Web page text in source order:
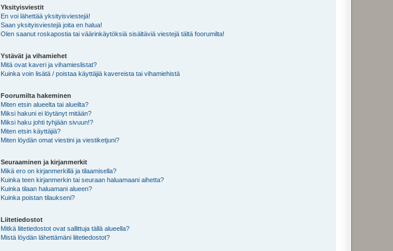
Yksityisviestit
En voi lähettää yksityisviestejä!
Saan yksityisviestejä joita en halua!
Olen saanut roskapostia tai väärinkäytöksiä sisältäviä viestejä tältä foorumilta!
Ystävät ja vihamiehet
Mitä ovat kaveri ja vihamieslistat?
Kuinka voin lisätä / poistaa käyttäjiä kavereista tai vihamiehistä
Foorumilta hakeminen
Miten etsin alueelta tai alueilta?
Miksi hakuni ei löytänyt mitään?
Miksi haku johti tyhjään sivuun!?
Miten etsin käyttäjiä?
Miten löydän omat viestini ja viestiketjuni?
Seuraaminen ja kirjanmerkit
Mikä ero on kirjanmerkillä ja tilaamisella?
Kuinka teen kirjanmerkin tai seuraan haluamaani aihetta?
Kuinka tilaan haluamani alueen?
Kuinka poistan tilaukseni?
Liitetiedostot
Mitkä liitetiedostot ovat sallittuja tällä alueella?
Mistä löydän lähettämäni liitetiedostot?